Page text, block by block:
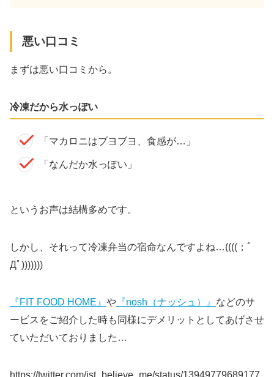
悪い口コミ
まずは悪い口コミから。
冷凍だから水っぽい
「マカロニはブヨブヨ、食感が…」
「なんだか水っぽい」
というお声は結構多めです。
しかし、それって冷凍弁当の宿命なんですよね…((((；ﾟ
Дﾟ)))))))
『FIT FOOD HOME』 や 『nosh（ナッシュ）』 などのサ
ービスをご紹介した時も同様にデメリットとしてあげさせ
ていただいておりました…
https://twitter.com/jst_believe_me/status/13949779689177